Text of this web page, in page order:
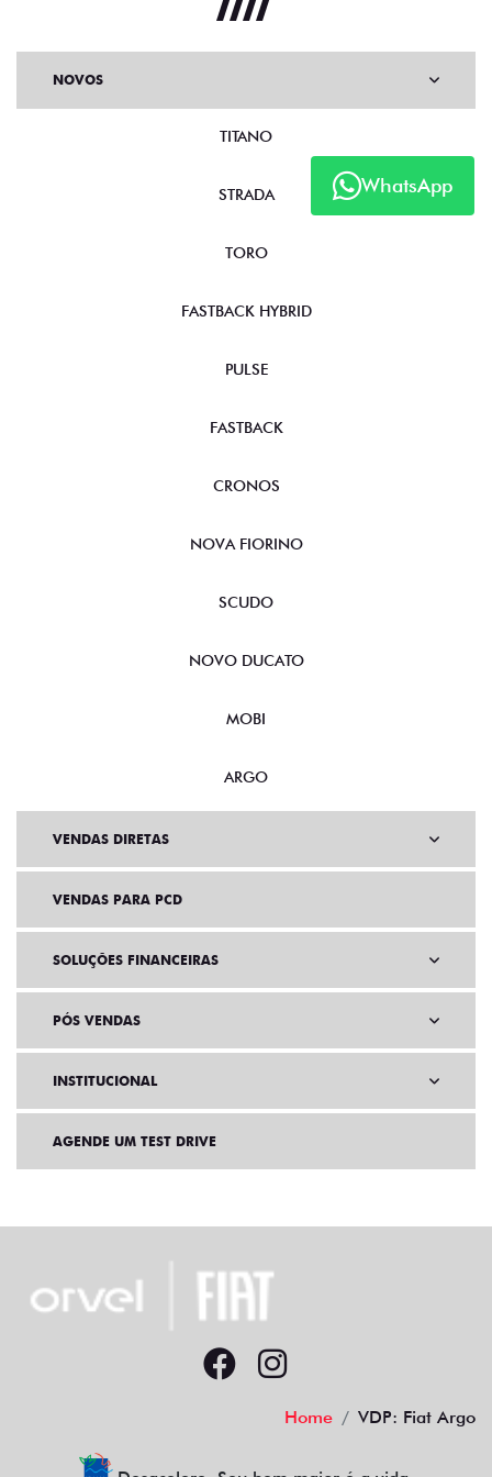
WhatsApp
NOVOS
TITANO
STRADA
TORO
FASTBACK HYBRID
PULSE
FASTBACK
CRONOS
NOVA FIORINO
SCUDO
NOVO DUCATO
MOBI
ARGO
VENDAS DIRETAS
VENDAS PARA PCD
SOLUÇÕES FINANCEIRAS
PÓS VENDAS
INSTITUCIONAL
AGENDE UM TEST DRIVE
Home VDP: Fiat Argo